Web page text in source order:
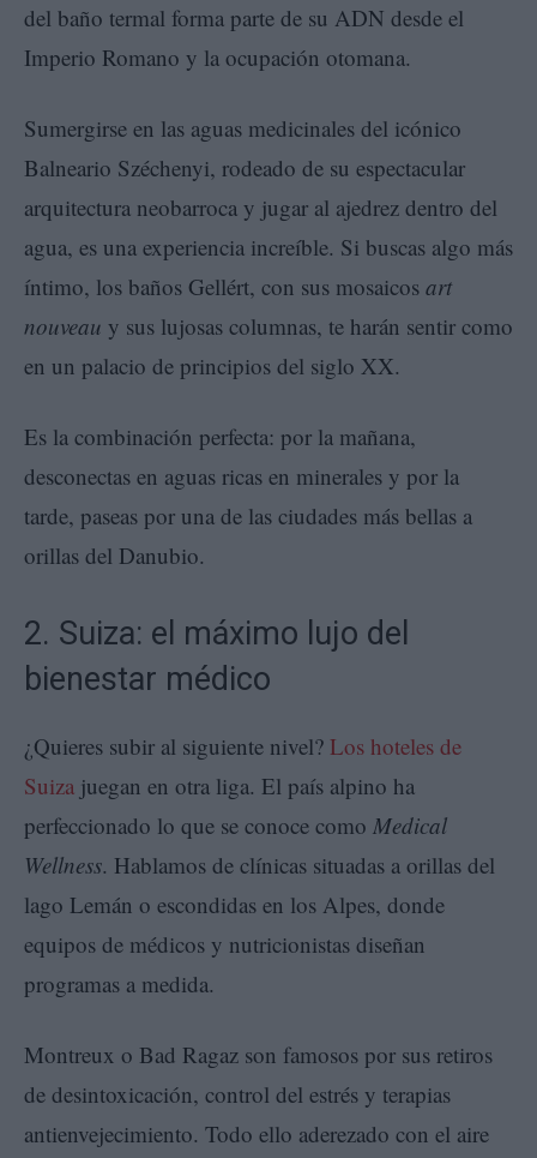
del baño termal forma parte de su ADN desde el
Imperio Romano y la ocupación otomana.
Sumergirse en las aguas medicinales del icónico
Balneario Széchenyi, rodeado de su espectacular
arquitectura neobarroca y jugar al ajedrez dentro del
agua, es una experiencia increíble. Si buscas algo más
íntimo, los baños Gellért, con sus mosaicos art
nouveau y sus lujosas columnas, te harán sentir como
en un palacio de principios del siglo XX.
Es la combinación perfecta: por la mañana,
desconectas en aguas ricas en minerales y por la
tarde, paseas por una de las ciudades más bellas a
orillas del Danubio.
2. Suiza: el máximo lujo del
bienestar médico
¿Quieres subir al siguiente nivel? Los hoteles de
Suiza juegan en otra liga. El país alpino ha
perfeccionado lo que se conoce como Medical
Wellness. Hablamos de clínicas situadas a orillas del
lago Lemán o escondidas en los Alpes, donde
equipos de médicos y nutricionistas diseñan
programas a medida.
Montreux o Bad Ragaz son famosos por sus retiros
de desintoxicación, control del estrés y terapias
antienvejecimiento. Todo ello aderezado con el aire